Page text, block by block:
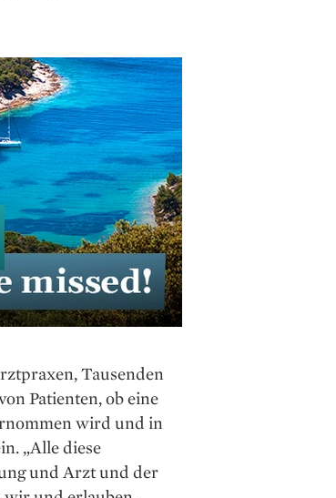
Tau­senden
Patienten, ob eine
wird und in
„Alle diese
und Arzt und der